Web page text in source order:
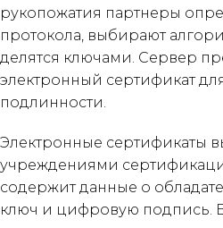
рукопожатия партнеры
протокола, выбирают
делятся ключами. Сервер
электронный сертификат
подлинности.
Электронные сертификаты
учреждениями
содержит данные о
ключ и цифровую подпись.